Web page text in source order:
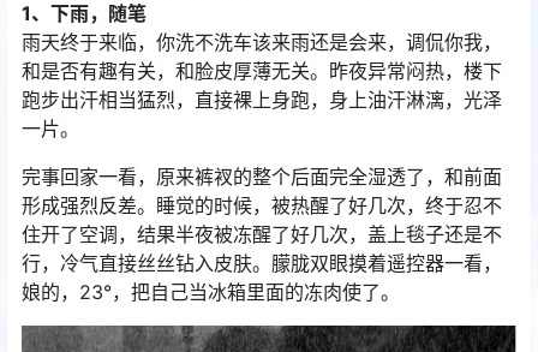
1、下雨，随笔
雨天终于来临，你洗不洗车该来雨还是会来，调侃你我，
和是否有趣有关，和脸皮厚薄无关。昨夜异常闷热，楼下
跑步出汗相当猛烈，直接裸上身跑，身上油汗淋漓，光泽
一片。
完事回家一看，原来裤衩的整个后面完全湿透了，和前面
形成强烈反差。睡觉的时候，被热醒了好几次，终于忍不
住开了空调，结果半夜被冻醒了好几次，盖上毯子还是不
行，冷气直接丝丝钻入皮肤。朦胧双眼摸着遥控器一看，
娘的，23°，把自己当冰箱里面的冻肉使了。